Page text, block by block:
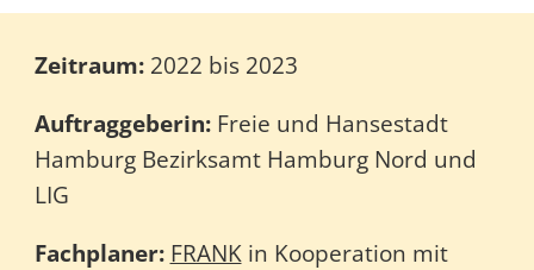
Zeitraum:2022 bis 2023
Auftraggeberin:Freie und Hansestadt
Hamburg Bezirksamt Hamburg Nord und
LIG
Fachplaner: FRANKin Kooperation mit